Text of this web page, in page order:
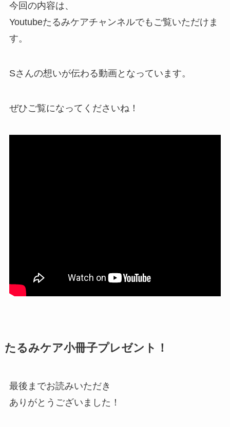
今回の内容は、
Youtubeたるみケアチャンネルでもご覧いただけま
す。
Sさんの想いが伝わる動画となっています。
ぜひご覧になってくださいね！
たるみケア小冊子プレゼント！
最後までお読みいただき
ありがとうございました！